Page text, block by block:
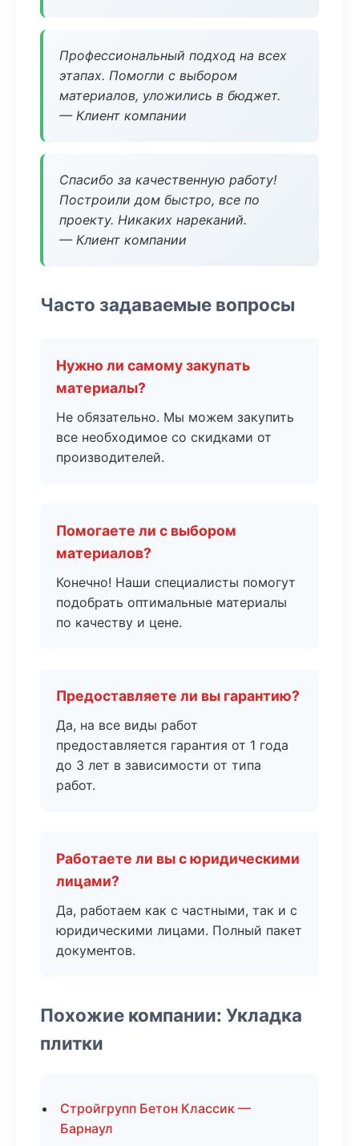
Профессиональный подход на всех
этапах. Помогли с выбором
материалов, уложились в бюджет.
— Клиент компании
Спасибо за качественную работу!
Построили дом быстро, все по
проекту. Никаких нареканий.
— Клиент компании
Часто задаваемые вопросы
Нужно ли самому закупать
материалы?
Не обязательно. Мы можем закупить
все необходимое со скидками от
производителей.
Помогаете ли с выбором
материалов?
Конечно! Наши специалисты помогут
подобрать оптимальные материалы
по качеству и цене.
Предоставляете ли вы гарантию?
Да, на все виды работ
предоставляется гарантия от 1 года
до 3 лет в зависимости от типа
работ.
Работаете ли вы с юридическими
лицами?
Да, работаем как с частными, так и с
юридическими лицами. Полный пакет
документов.
Похожие компании: Укладка
плитки
Стройгрупп Бетон Классик —
Барнаул